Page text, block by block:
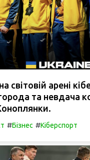
світовій арені
та невдача
#Бізнес #Кіберспорт